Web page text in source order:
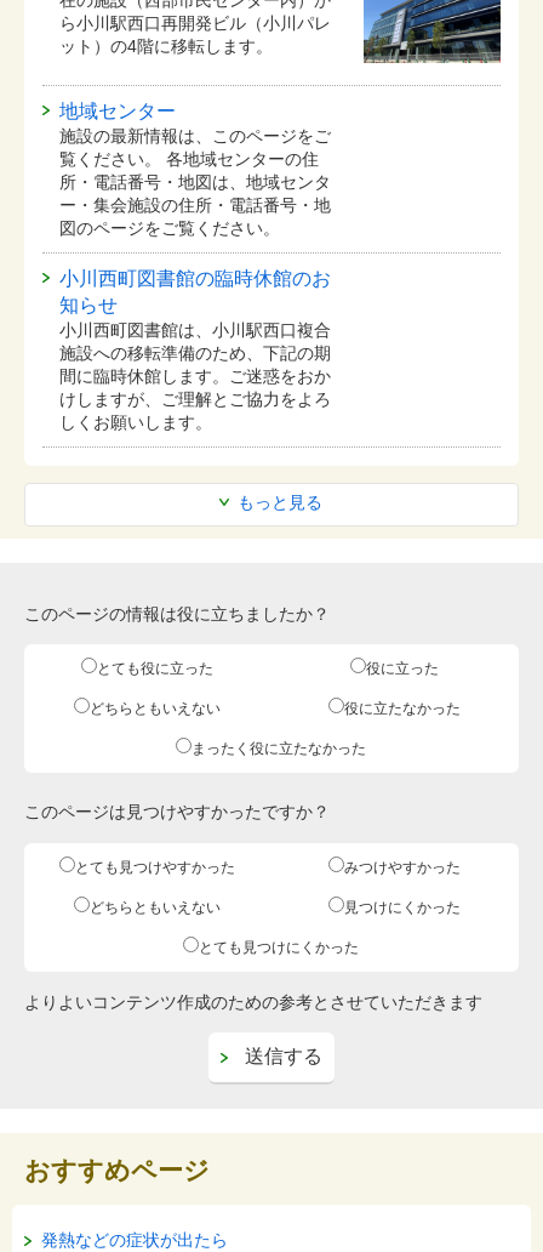
もっと見る
ら小川駅西口再開発ビル（小川パレ
ット）の4階に移転します。
地域センター
施設の最新情報は、このページをご
覧ください。 各地域センターの住
所・電話番号・地図は、地域センタ
ー・集会施設の住所・電話番号・地
図のページをご覧ください。
小川西町図書館の臨時休館のお
知らせ
小川西町図書館は、小川駅西口複合
施設への移転準備のため、下記の期
間に臨時休館します。ご迷惑をおか
けしますが、ご理解とご協力をよろ
しくお願いします。
このページの情報は役に立ちましたか？
とても役に立った 役に立った
どちらともいえない 役に立たなかった
まったく役に立たなかった
このページは見つけやすかったですか？
とても見つけやすかった みつけやすかった
どちらともいえない 見つけにくかった
とても見つけにくかった
よりよいコンテンツ作成のための参考とさせていただきます
おすすめページ
発熱などの症状が出たら